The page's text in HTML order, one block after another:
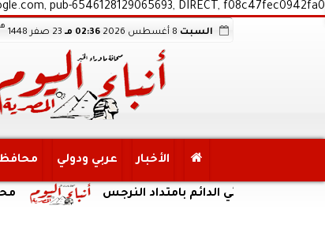
pub-6546128129065693, DIRECT, f08c47fec0942fa0
السبت 02:36 مـ 23 صفر 1448
الأخبار عربي ودولي
محافظ الدائم بامتداد النرجس